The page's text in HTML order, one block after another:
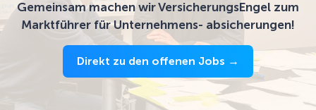
Gemeinsam machen wir VersicherungsEngel zum
Marktführer für Unternehmens- absicherungen!
Direkt zu den offenen Jobs →